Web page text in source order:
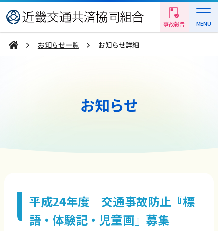
事故報告 MENU
お知らせ一覧 お知らせ詳細
お知らせ
平成24年度 交通事故防止『標
語・体験記・児童画』募集